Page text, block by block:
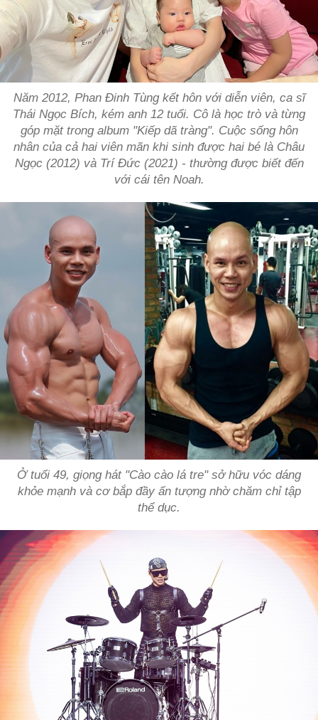
Năm 2012, Phan Đinh Tùng kết hôn với diễn viên, ca sĩ
Thái Ngọc Bích, kém anh 12 tuổi. Cô là học trò và từng
góp mặt trong album "Kiếp dã tràng". Cuộc sống hôn
nhân của cả hai viên mãn khi sinh được hai bé là Châu
Ngọc (2012) và Trí Đức (2021) - thường được biết đến
với cái tên Noah.
Ở tuổi 49, giọng hát "Cào cào lá tre" sở hữu vóc dáng
khỏe mạnh và cơ bắp đầy ấn tượng nhờ chăm chỉ tập
thể dục.